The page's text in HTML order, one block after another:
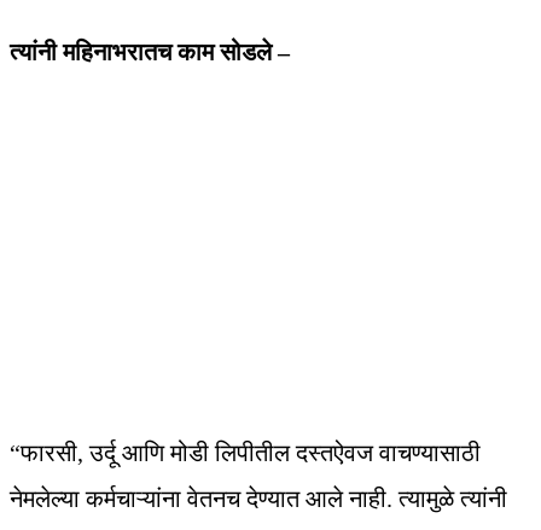
त्यांनी महिनाभरातच काम सोडले –
“फारसी, उर्दू आणि मोडी लिपीतील दस्तऐवज वाचण्यासाठी
नेमलेल्या कर्मचाऱ्यांना वेतनच देण्यात आले नाही. त्यामुळे त्यांनी